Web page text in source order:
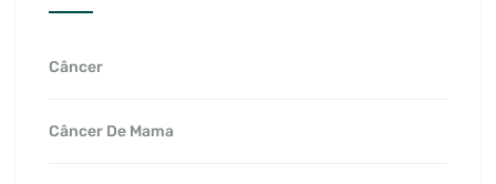
Câncer
Câncer De Mama